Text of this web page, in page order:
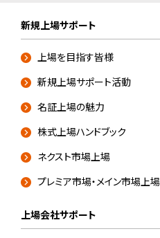
新規上場サポート
上場を目指す皆様
新規上場サポート活動
名証上場の魅力
株式上場ハンドブック
ネクスト市場上場
プレミア市場・メイン市場上場
上場会社サポート